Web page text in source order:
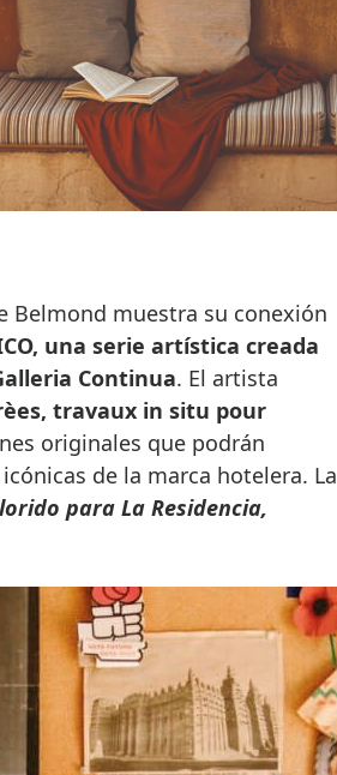
Belmond muestra su conexión
una serie artística creada
Continua. El artista
travaux in situ pour
originales que podrán
de la marca hotelera. La
para La Residencia,